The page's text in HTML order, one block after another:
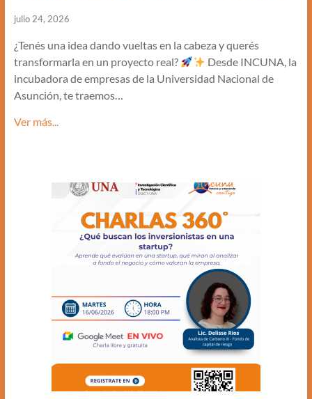
julio 24, 2026
¿Tenés una idea dando vueltas en la cabeza y querés
transformarla en un proyecto real?
Desde INCUNA, la
incubadora de empresas de la Universidad Nacional de
Asunción, te traemos…
Ver más...